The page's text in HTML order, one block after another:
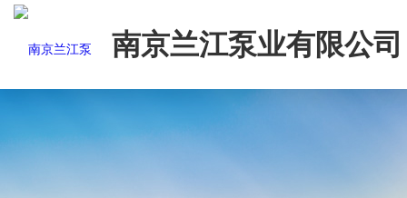
南京兰江泵业有限公司